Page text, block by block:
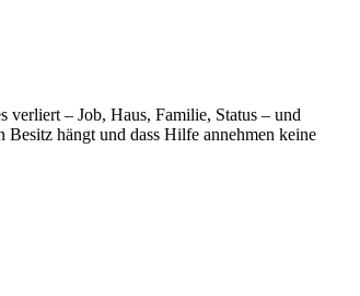
verliert – Job, Haus, Familie, Status – und
hängt und dass Hilfe annehmen keine